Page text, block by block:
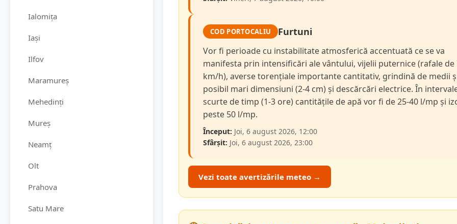
Ialomița
Iași
Ilfov
Maramureș
Mehedinți
Mureș
Neamț
Olt
Prahova
Satu Mare
COD PORTOCALIU Furtuni
Vor fi perioade cu instabilitate atmosferică accentuată ce se va
manifesta prin intensificări ale vântului, vijelii puternice (rafale de
km/h), averse torențiale importante cantitativ, grindină de medii
posibil mari dimensiuni (2-4 cm) și descărcări electrice. În
scurte de timp (1-3 ore) cantitățile de apă vor fi de 25-40 l/mp și
peste 50 l/mp.
Început: Joi, 6 august 2026, 12:00
Sfârșit: Joi, 6 august 2026, 23:00
Vezi toate avertizările meteo →